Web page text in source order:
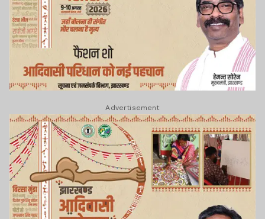
Advertisement